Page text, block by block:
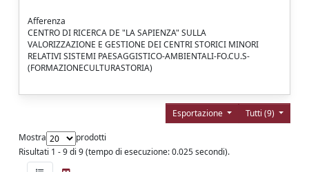
Afferenza
CENTRO DI RICERCA DE "LA SAPIENZA" SULLA
VALORIZZAZIONE E GESTIONE DEI CENTRI STORICI MINORI
RELATIVI SISTEMI PAESAGGISTICO-AMBIENTALI-FO.CU.S-
(FORMAZIONECULTURASTORIA)
Tutti (9)
Esportazione
Mostra
prodotti
Risultati 1 - 9 di 9 (tempo di esecuzione: 0.025 secondi).